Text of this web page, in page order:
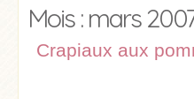
Mois : mars
Crapiaux aux